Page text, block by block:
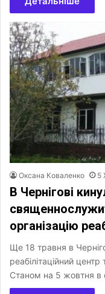
Оксана Коваленко 5
В Чернігові
організацію
Ще 18 травня в
реабілітаційний
Станом на 5 жовтня в